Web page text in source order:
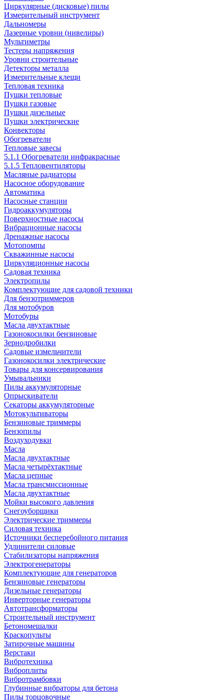
Циркулярные (дисковые) пилы
Измерительный инструмент
Дальномеры
Лазерные уровни (нивелиры)
Мультиметры
Тестеры напряжения
Уровни строительные
Детекторы металла
Измерительные клещи
Тепловая техника
Пушки тепловые
Пушки газовые
Пушки дизельные
Пушки электрические
Конвекторы
Обогреватели
Тепловые завесы
5.1.1 Обогреватели инфракрасные
5.1.5 Тепловентиляторы
Масляные радиаторы
Насосное оборудование
Автоматика
Насосные станции
Гидроаккумуляторы
Поверхностные насосы
Вибрационные насосы
Дренажные насосы
Мотопомпы
Скважинные насосы
Циркуляционные насосы
Садовая техника
Электропилы
Комплектующие для садовой техники
Для бензотриммеров
Для мотобуров
Мотобуры
Масла двухтактные
Газонокосилки бензиновые
Зернодробилки
Садовые измельчители
Газонокосилки электрические
Товары для консервирования
Умывальники
Пилы аккумуляторные
Опрыскиватели
Секаторы аккумуляторные
Мотокультиваторы
Бензиновые триммеры
Бензопилы
Воздуходувки
Масла
Масла двухтактные
Масла четырёхтактные
Масла цепные
Масла трансмиссионные
Масла двухтактные
Мойки высокого давления
Снегоуборщики
Электрические триммеры
Силовая техника
Источники бесперебойного питания
Удлинители силовые
Стабилизаторы напряжения
Электрогенераторы
Комплектующие для генераторов
Бензиновые генераторы
Дизельные генераторы
Инверторные генераторы
Автотрансформаторы
Строительный инструмент
Бетономешалки
Краскопульты
Затирочные машины
Верстаки
Вибротехника
Виброплиты
Вибротрамбовки
Глубинные вибраторы для бетона
Пилы торцовочные